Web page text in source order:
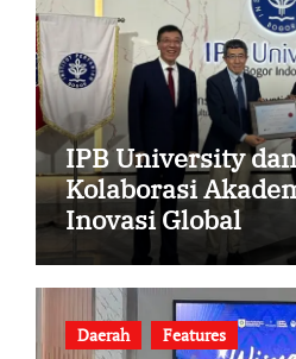
IPB University
Kolaborasi
Inovasi Global
Daerah Features